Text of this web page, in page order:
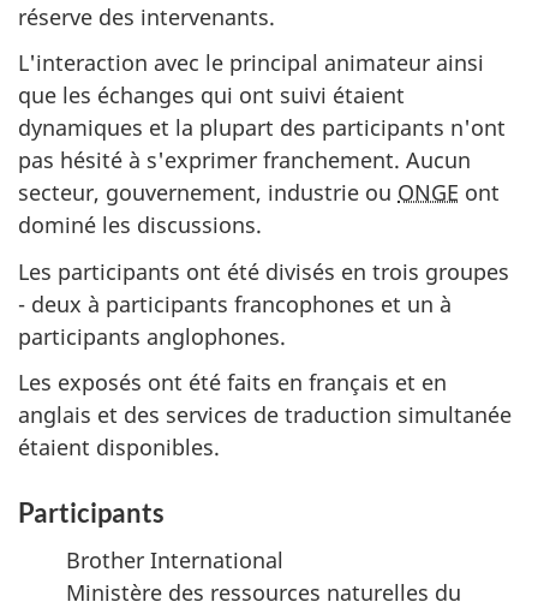
réserve des intervenants.
L'interaction avec le principal animateur ainsi
que les échanges qui ont suivi étaient
dynamiques et la plupart des participants n'ont
pas hésité à s'exprimer franchement. Aucun
secteur, gouvernement, industrie ou ONGE ont
dominé les discussions.
Les participants ont été divisés en trois groupes
- deux à participants francophones et un à
participants anglophones.
Les exposés ont été faits en français et en
anglais et des services de traduction simultanée
étaient disponibles.
Participants
Brother International
Ministère des ressources naturelles du